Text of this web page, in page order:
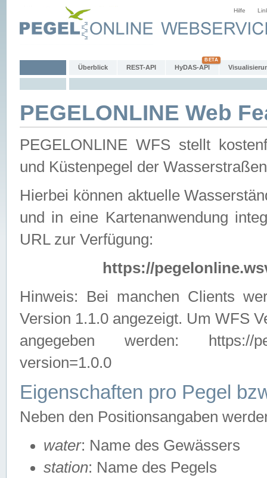
Hilfe
Überblick REST-API HyDAS-API
PEGELONLINE Web
PEGELONLINE WFS stellt
und Küstenpegel der
Hierbei können aktuelle
und in eine Kartenanwendung
URL zur Verfügung:
https://
Hinweis: Bei manchen Clients
Version 1.1.0 angezeigt. Um WFS
angegeben werden: https://
version=1.0.0
Eigenschaften pro Pegel
Neben den Positionsangaben
water: Name des Gewässers
station: Name des Pegels